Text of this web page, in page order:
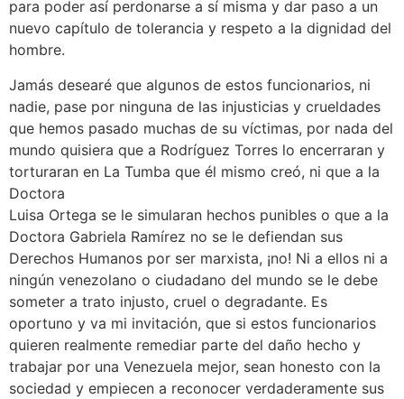
para poder así perdonarse a sí misma y dar paso a un
nuevo capítulo de tolerancia y respeto a la dignidad del
hombre.
Jamás desearé que algunos de estos funcionarios, ni
nadie, pase por ninguna de las injusticias y crueldades
que hemos pasado muchas de su víctimas, por nada del
mundo quisiera que a Rodríguez Torres lo encerraran y
torturaran en La Tumba que él mismo creó, ni que a la
Doctora
Luisa Ortega se le simularan hechos punibles o que a la
Doctora Gabriela Ramírez no se le defiendan sus
Derechos Humanos por ser marxista, ¡no! Ni a ellos ni a
ningún venezolano o ciudadano del mundo se le debe
someter a trato injusto, cruel o degradante. Es
oportuno y va mi invitación, que si estos funcionarios
quieren realmente remediar parte del daño hecho y
trabajar por una Venezuela mejor, sean honesto con la
sociedad y empiecen a reconocer verdaderamente sus